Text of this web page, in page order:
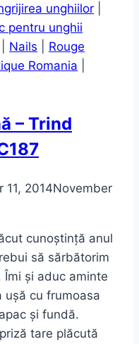
unghiilor
pentru unghii
Nails
Rouge
Romania
– Trind
11, 2014November
cunoștință anul
să sărbătorim
Îmi și aduc aminte
ușă cu frumoasa
și fundă.
tare plăcută